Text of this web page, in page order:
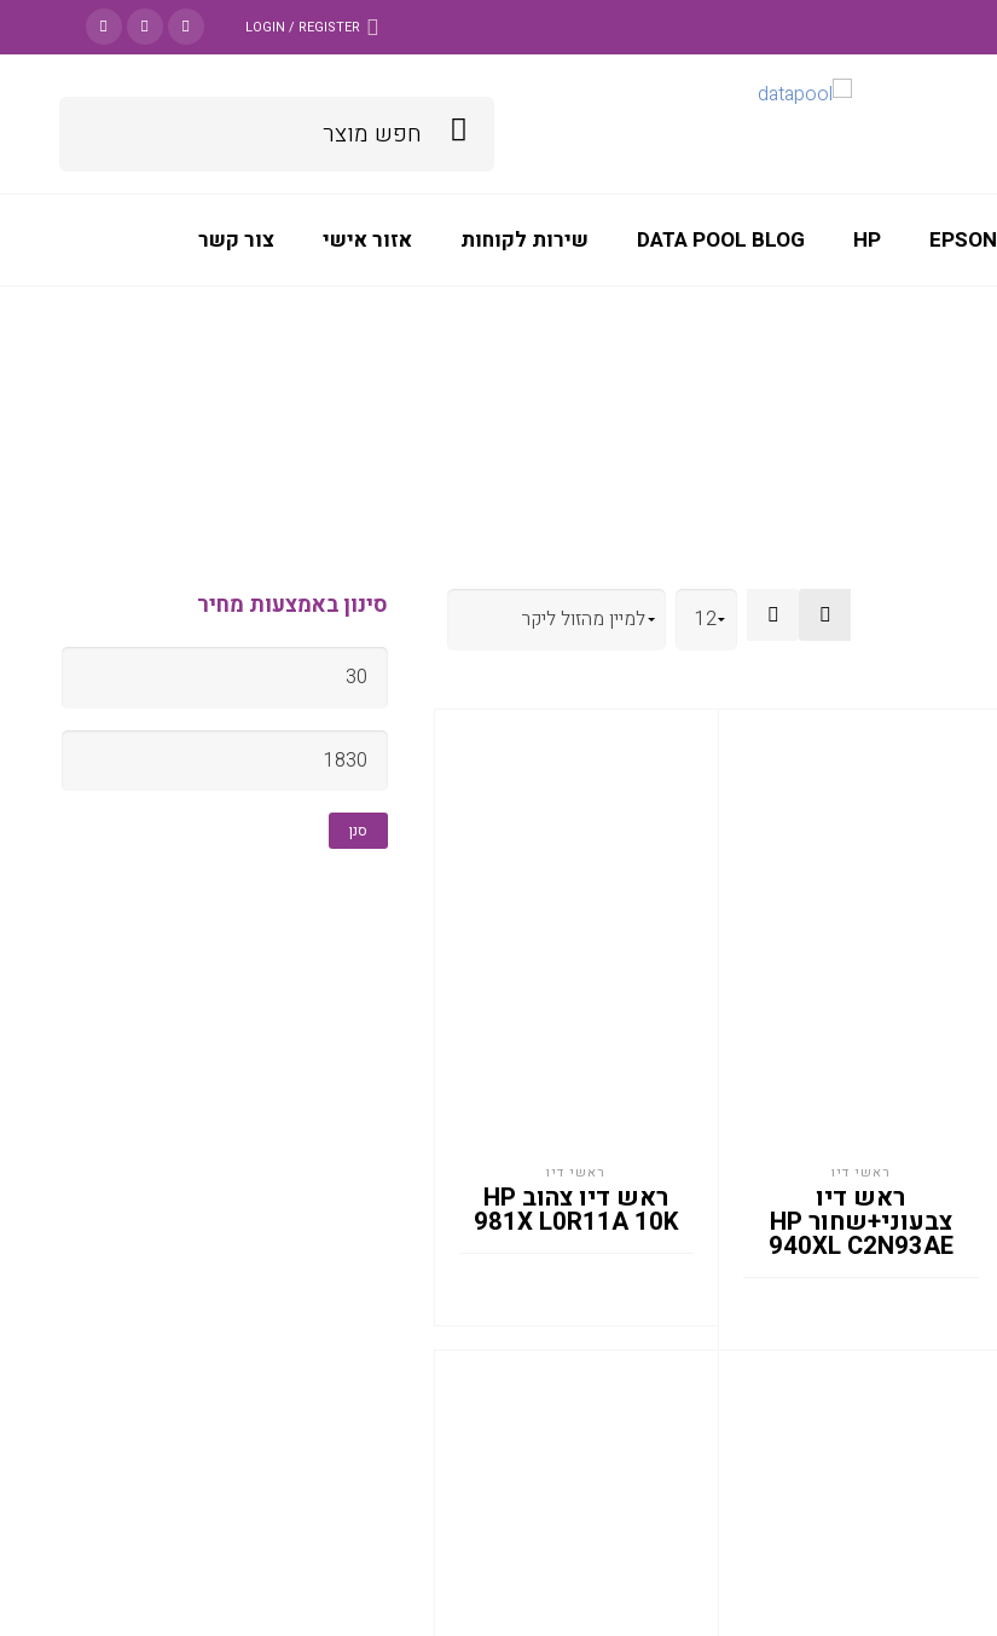
LOGIN / REGISTER
EPSON
HP
DATA POOL BLOG שירות לקוחות אזור אישי צור קשר
סינון באמצעות מחיר
מינימלי
מחיר
מקסימלי
סנן
ראשי דיו
ראש דיו צהוב HP
981X L0R11A 10K
ראשי דיו
ראש דיו
צבעוני+שחור HP
940XL C2N93AE